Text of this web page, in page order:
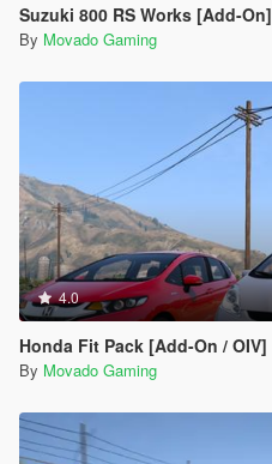
Suzuki 800 RS Works [Add-On]
By Movado Gaming
4.0
Honda Fit Pack [Add-On / OIV]
By Movado Gaming